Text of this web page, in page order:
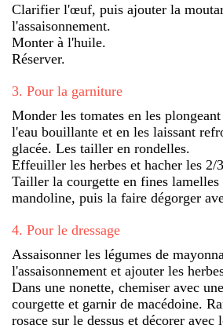
Clarifier l'œuf, puis ajouter la
l'assaisonnement.
Monter à l'huile.
Réserver.
3. Pour la garniture
Monder les tomates en les plongeant
l'eau bouillante et en les laissant
glacée. Les tailler en rondelles.
Effeuiller les herbes et hacher les 2/
Tailler la courgette en fines lamelles
mandoline, puis la faire dégorger
4. Pour le dressage
Assaisonner les légumes de
l'assaisonnement et ajouter les
Dans une nonette, chemiser avec
courgette et garnir de macédoine.
rosace sur le dessus et décorer avec